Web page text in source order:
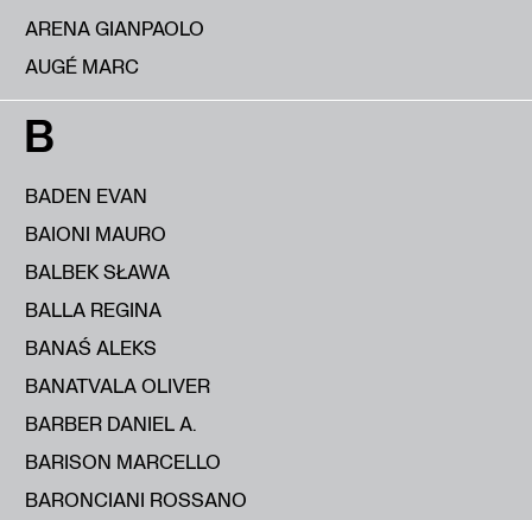
ARENA GIANPAOLO
AUGÉ MARC
B
BADEN EVAN
BAIONI MAURO
BALBEK SŁAWA
BALLA REGINA
BANAŚ ALEKS
BANATVALA OLIVER
BARBER DANIEL A.
BARISON MARCELLO
BARONCIANI ROSSANO